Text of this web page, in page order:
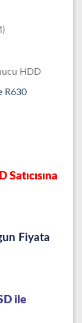
HDD
R630
Fiyata
ile